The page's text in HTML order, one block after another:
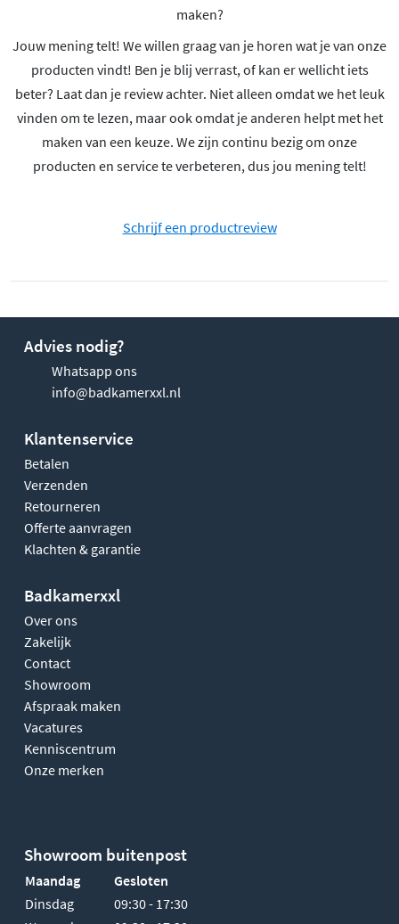
maken?
Jouw mening telt! We willen graag van je horen wat je van onze
producten vindt! Ben je blij verrast, of kan er wellicht iets
beter? Laat dan je review achter. Niet alleen omdat we het leuk
vinden om te lezen, maar ook omdat je anderen helpt met het
maken van een keuze. We zijn continu bezig om onze
producten en service te verbeteren, dus jou mening telt!
Schrijf een productreview
Advies nodig?
Whatsapp ons
info@badkamerxxl.nl
Klantenservice
Betalen
Verzenden
Retourneren
Offerte aanvragen
Klachten & garantie
Badkamerxxl
Over ons
Zakelijk
Contact
Showroom
Afspraak maken
Vacatures
Kenniscentrum
Onze merken
Showroom buitenpost
Maandag
Gesloten
Dinsdag
09:30 - 17:30